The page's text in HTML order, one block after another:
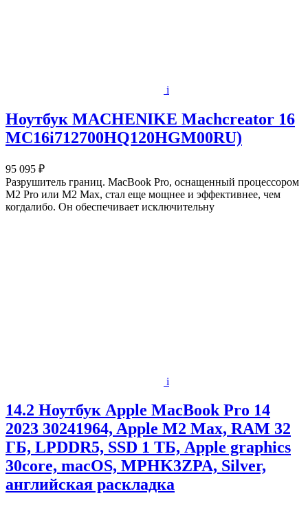
i
Ноутбук MACHENIKE Machcreator 16
MC16i712700HQ120HGM00RU)
95 095 ₽
Разрушитель границ. MacBook Pro, оснащенный процессором
M2 Pro или M2 Max, стал еще мощнее и эффективнее, чем
когдалибо. Он обеспечивает исключительну
i
14.2 Ноутбук Apple MacBook Pro 14
2023 30241964, Apple M2 Max, RAM 32
ГБ, LPDDR5, SSD 1 ТБ, Apple graphics
30core, macOS, MPHK3ZPA, Silver,
английская раскладка